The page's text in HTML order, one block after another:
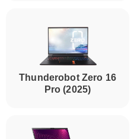
Thunderobot Zero 16
Pro (2025)